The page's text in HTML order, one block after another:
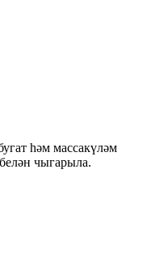
һәм массакүләм
чыгарыла.